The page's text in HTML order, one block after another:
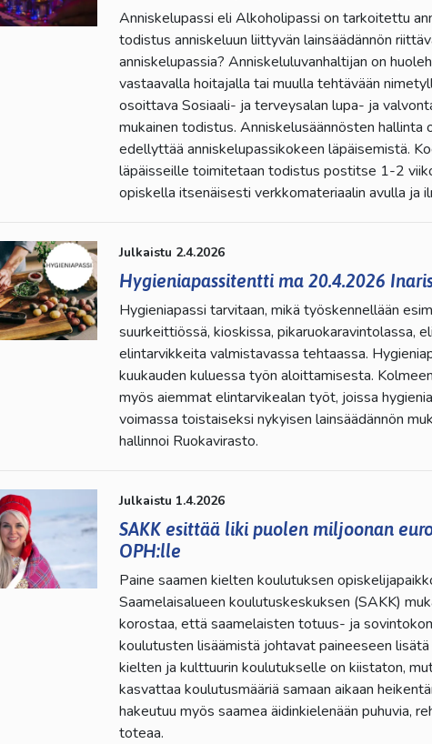
Anniskelupassi eli Alkoholipassi on tarkoitettu
todistus anniskeluun liittyvän lainsäädännön
anniskelupassia? Anniskeluluvanhaltijan on
vastaavalla hoitajalla tai muulla tehtävään
osoittava Sosiaali- ja terveysalan lupa- ja
mukainen todistus. Anniskelusäännösten hallinta
edellyttää anniskelupassikokeen läpäisemistä.
läpäisseille toimitetaan todistus postitse 1-2
opiskella itsenäisesti verkkomateriaalin avulla ja
Julkaistu 2.4.2026
Hygieniapassitentti ma 20.4.2026
Hygieniapassi tarvitaan, mikä työskennellään
suurkeittiössä, kioskissa, pikaruokaravintolassa,
elintarvikkeita valmistavassa tehtaassa.
kuukauden kuluessa työn aloittamisesta.
myös aiemmat elintarvikealan työt, joissa
voimassa toistaiseksi nykyisen lainsäädännön
hallinnoi Ruokavirasto.
Julkaistu 1.4.2026
SAKK esittää liki puolen miljoonan
OPH:lle
Paine saamen kielten koulutuksen
Saamelaisalueen koulutuskeskuksen (SAKK)
korostaa, että saamelaisten totuus- ja
koulutusten lisäämistä johtavat paineeseen
kielten ja kulttuurin koulutukselle on kiistaton,
kasvattaa koulutusmääriä samaan aikaan
hakeutuu myös saamea äidinkielenään puhuvia,
toteaa.